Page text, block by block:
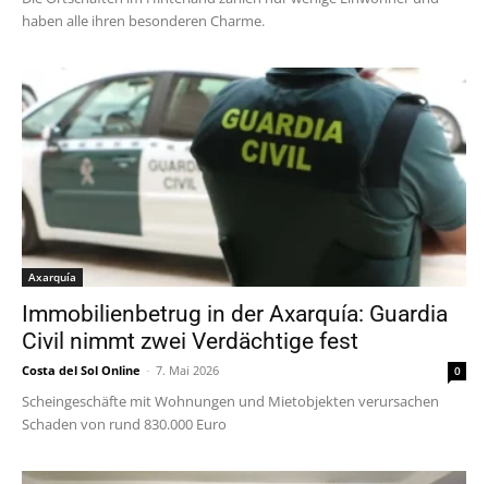
haben alle ihren besonderen Charme.
Axarquía
Immobilienbetrug in der Axarquía: Guardia
Civil nimmt zwei Verdächtige fest
Costa del Sol Online - 7. Mai 2026 0
Scheingeschäfte mit Wohnungen und Mietobjekten verursachen
Schaden von rund 830.000 Euro